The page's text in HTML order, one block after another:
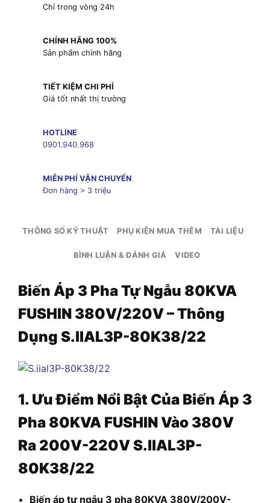
Chỉ trong vòng 24h
CHÍNH HÃNG 100%
Sản phẩm chính hãng
TIẾT KIỆM CHI PHÍ
Giá tốt nhất thị trường
HOTLINE
0901.940.968
MIỄN PHÍ VẬN CHUYỂN
Đơn hàng > 3 triệu
THÔNG SỐ KỸ THUẬT PHỤ KIỆN MUA THÊM TÀI LIỆU
BÌNH LUẬN & ĐÁNH GIÁ VIDEO
Biến Áp 3 Pha Tự Ngẫu 80KVA
FUSHIN 380V/220V – Thông
Dụng S.IIAL3P-80K38/22
1. Ưu Điểm Nổi Bật Của Biến Áp 3
Pha 80KVA FUSHIN Vào 380V
Ra 200V-220V S.IIAL3P-
80K38/22
• Biến áp tự ngẫu 3 pha 80KVA 380V/200V-